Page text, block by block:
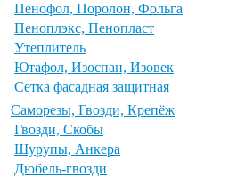
Пенофол, Поролон, Фольга
Пеноплэкс, Пенопласт
Утеплитель
Ютафол, Изоспан, Изовек
Сетка фасадная защитная
Саморезы, Гвозди, Крепёж
Гвозди, Скобы
Шурупы, Анкера
Дюбель-гвозди